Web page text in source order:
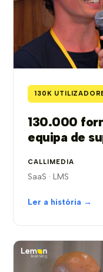
130K
130.000
equipa de
CALLIMEDIA
SaaS · LMS
Ler a história →